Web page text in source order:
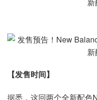
【发售时间】
据悉，这回两个全新配色